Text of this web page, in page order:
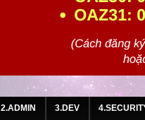
2.ADMIN 3.DEV